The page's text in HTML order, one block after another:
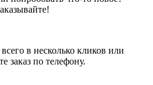
в несколько кликов или
заказ по телефону.